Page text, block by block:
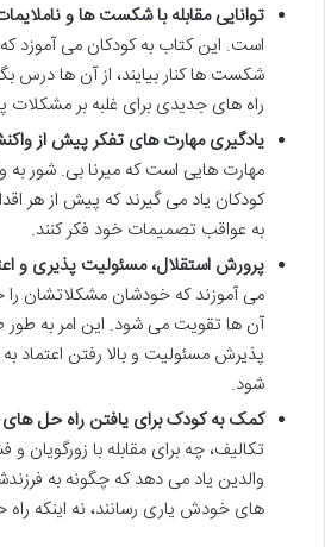
توانایی مقابله با شکست ها و
است. این کتاب به کودکان می آموزد
شکست ها کنار بیایند، از آن ها درس
راه های جدیدی برای غلبه بر مشکلات
یادگیری مهارت های تفکر پیش از
مهارت هایی است که میرنا بی. شور به
کودکان یاد می گیرند که پیش از هر
به عواقب تصمیمات خود فکر کنند.
پرورش استقلال، مسئولیت پذیری و
می آموزند که خودشان مشکلاتشان
آن ها تقویت می شود. این امر به طور
پذیرش مسئولیت و بالا رفتن اعتماد
شود.
کمک به کودک برای یافتن راه حل
تکالیف، چه برای مقابله با زورگویان
والدین یاد می دهد که چگونه به
های خودش یاری رسانند، نه اینکه راه